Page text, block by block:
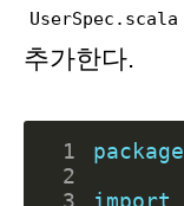
UserSpec.scala
추가한다.
1 package
2
3
import